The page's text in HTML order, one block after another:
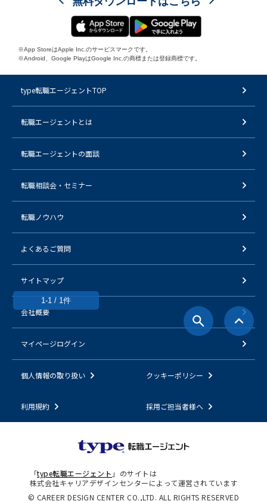
1-1 / 1件
※App StoreはApple Inc.のサービスマークです。
※Android、Google PlayはGoogle Inc.の商標または登録商標です。
type転職エージェントTOP
転職エージェントとは
転職エージェントの面談
転職相談会・セミナー
転職ノウハウ
よくあるご質問
サイトマップ
会社概要
マイページログイン
個人情報の取り扱い クッキーポリシー
利用規約 採用ご担当者様へ
「type転職エージェント 」のサイトは
株式会社キャリアデザインセンターによって運営されています
© CAREER DESIGN CENTER CO.,LTD. ALL RIGHTS RESERVED